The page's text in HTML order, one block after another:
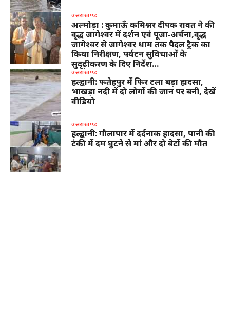
उत्तराखण्ड
अल्मोड़ा : कुमाऊँ कमिश्नर दीपक रावत ने की
वृद्ध जागेश्वर में दर्शन एवं पूजा-अर्चना,वृद्ध
जागेश्वर से जागेश्वर धाम तक पैदल ट्रैक का
किया निरीक्षण, पर्यटन सुविधाओं के
सुदृढ़ीकरण के दिए निर्देश…
उत्तराखण्ड
हल्द्वानी: फतेहपुर में फिर टला बड़ा हादसा,
भाखड़ा नदी में दो लोगों की जान पर बनी, देखें
वीडियो
उत्तराखण्ड
हल्द्वानी: गौलापार में दर्दनाक हादसा, पानी की
टंकी में दम घुटने से मां और दो बेटों की मौत